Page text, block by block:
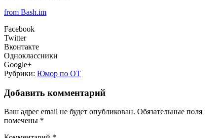
from Bash.im
Facebook
Twitter
Вконтакте
Одноклассники
Google+
Рубрики: Юмор по ОТ
Добавить комментарий
Ваш адрес email не будет опубликован. Обязательные поля
помечены *